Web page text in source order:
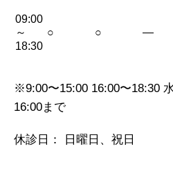
09:00
～
18:30
○ ○ —
※9:00〜15:00 16:00〜18:30
16:00まで
休診日： 日曜日、祝日